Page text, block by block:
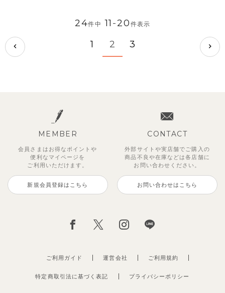
24件中 11 -20 件表示
1 2 3
MEMBER
会員さまはお得なポイントや
便利な マイページを
ご利用いただけます。
新規会員登録はこちら
CONTACT
外部サイトや実店舗でご購入の
商品不良や在庫などは各店舗に
お問い合わせください。
お問い合わせはこちら
ご利用ガイド 運営会社
特定商取引法に基づく表記 プライバシーポリシー
ご利用規約